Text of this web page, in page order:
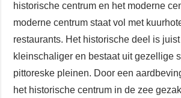
historische centrum en het moderne
moderne centrum staat vol met
restaurants. Het historische deel is
kleinschaliger en bestaat uit gezellige
pittoreske pleinen. Door een
het historische centrum in de zee